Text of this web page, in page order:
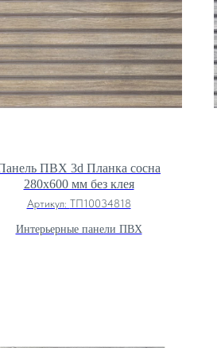
ПВХ 3d Планка сосна
280х600 мм без клея
Артикул: ТП10034818
Интерьерные панели ПВХ